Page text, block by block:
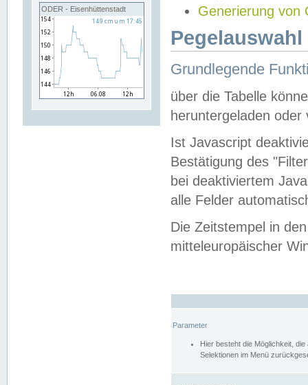
ODER - Eisenhüttenstadt
Generierung von
Grundlegende
über die Tabelle
heruntergeladen oder
Ist Javascript
Bestätigung des
bei deaktiviertem
alle Felder
Die Zeitstempel in
mitteleuropäischer
Parameter
Hier besteht die Möglichkeit,
Selektionen im Menü